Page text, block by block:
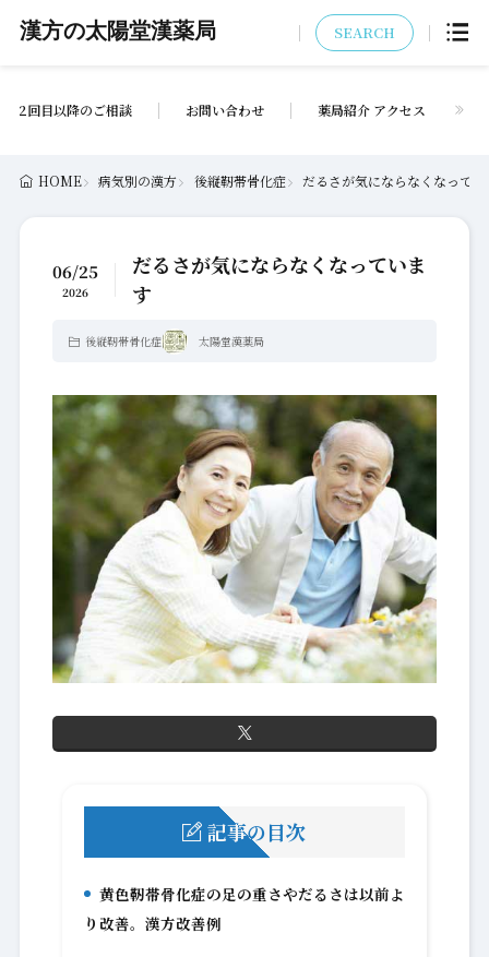
漢方の太陽堂漢薬局 SEARCH
2回目以降のご相談 お問い合わせ 薬局紹介 アクセス
HOME 病気別の漢方 後縦靭帯骨化症 だるさが気にならなくなって
06/25
2026
だるさが気にならなくなっていま
す
後縦靭帯骨化症 太陽堂漢薬局
記事の目次
1.黄色靭帯骨化症の足の重さやだるさは以前よ
り改善。漢方改善例